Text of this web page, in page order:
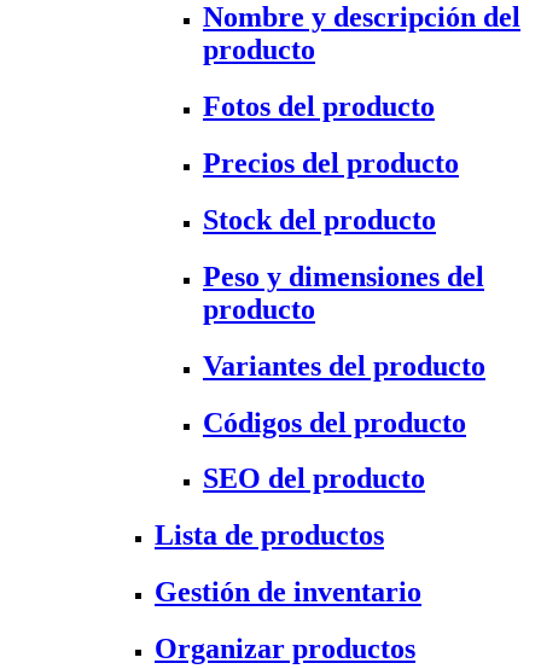
Nombre y descripción del
producto
Fotos del producto
Precios del producto
Stock del producto
Peso y dimensiones del
producto
Variantes del producto
Códigos del producto
SEO del producto
Lista de productos
Gestión de inventario
Organizar productos